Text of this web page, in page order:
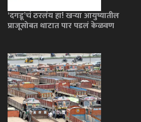
‘दगडू’चं ठरलंय हा! खऱ्या आयुष्यातील
प्राजूसोबत थाटात पार पडलं केळवण